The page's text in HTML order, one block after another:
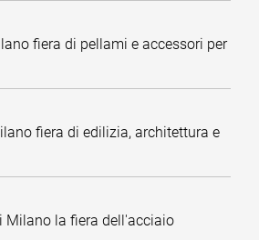
fiera di pellami e accessori per
fiera di edilizia, architettura e
Milano la fiera dell'acciaio